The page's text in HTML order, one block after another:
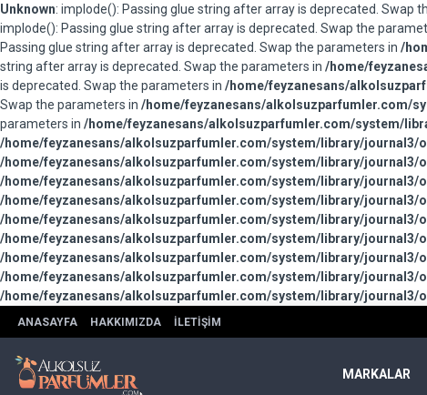
Unknown: implode(): Passing glue string after array is deprecated. Swap
implode(): Passing glue string after array is deprecated. Swap the
Passing glue string after array is deprecated. Swap the parameters in /
string after array is deprecated. Swap the parameters in /home/
is deprecated. Swap the parameters in /home/feyzanesans/
Swap the parameters in /home/feyzanesans/alkolsuzparfumler.com/
parameters in /home/feyzanesans/alkolsuzparfumler.com/system/
/home/feyzanesans/alkolsuzparfumler.com/system/library/journal3/
/home/feyzanesans/alkolsuzparfumler.com/system/library/journal3/
/home/feyzanesans/alkolsuzparfumler.com/system/library/journal3/
/home/feyzanesans/alkolsuzparfumler.com/system/library/journal3/
/home/feyzanesans/alkolsuzparfumler.com/system/library/journal3/
/home/feyzanesans/alkolsuzparfumler.com/system/library/journal3/
/home/feyzanesans/alkolsuzparfumler.com/system/library/journal3/
/home/feyzanesans/alkolsuzparfumler.com/system/library/journal3/
/home/feyzanesans/alkolsuzparfumler.com/system/library/journal3/
ANASAYFA HAKKIMIZDA İLETIŞIM
MARKALAR